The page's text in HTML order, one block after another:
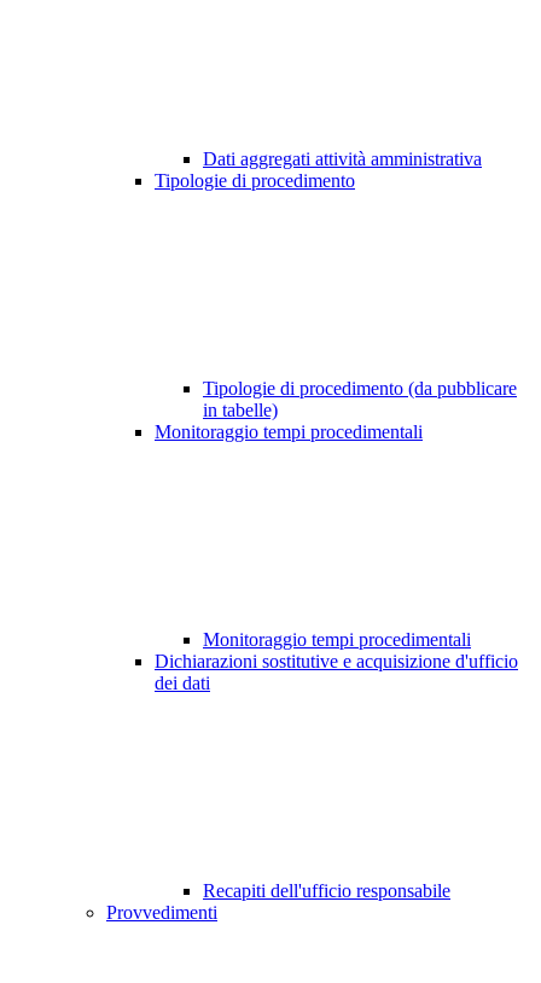
Dati aggregati attività amministrativa
Tipologie di procedimento
Tipologie di procedimento (da pubblicare
in tabelle)
Monitoraggio tempi procedimentali
Monitoraggio tempi procedimentali
Dichiarazioni sostitutive e acquisizione d'ufficio
dei dati
Recapiti dell'ufficio responsabile
Provvedimenti